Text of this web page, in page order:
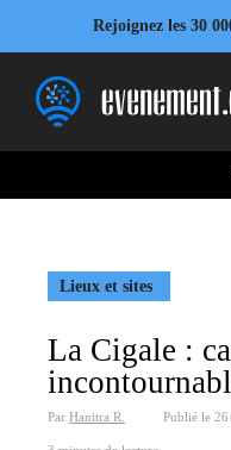
contenu
Rejoignez les 30
Lieux et sites
La Cigale :
Par Hanitra R. Publié le 26